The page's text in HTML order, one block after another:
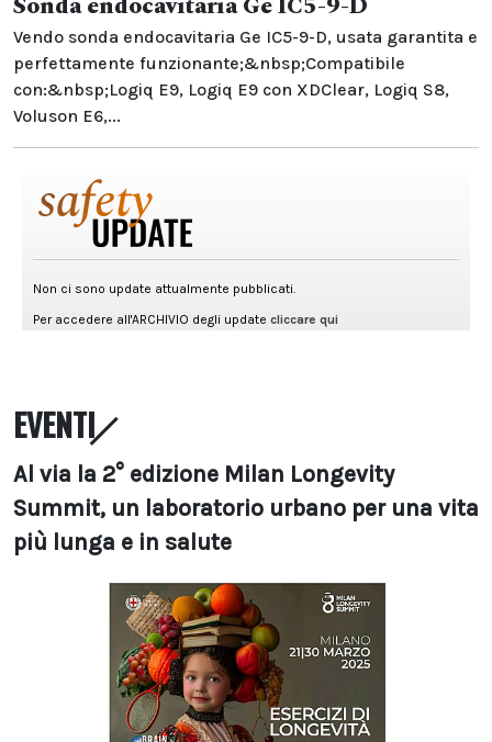
Vendo sonda endocavitaria Ge IC5-9-D, usata garantita e
perfettamente funzionante;&nbsp;Compatibile
con:&nbsp;Logiq E9, Logiq E9 con XDClear, Logiq S8,
Voluson E6,...
EVENTI
Al via la 2° edizione Milan Longevity
Summit, un laboratorio urbano per una vita
più lunga e in salute